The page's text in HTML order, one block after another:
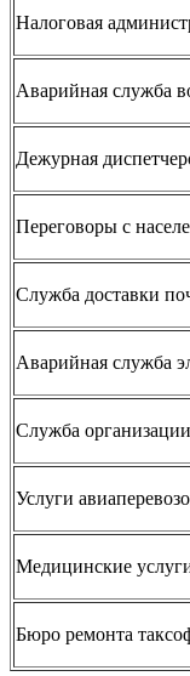
Налоговая
Аварийная служба
Дежурная
Переговоры с
Служба доставки
Аварийная служба
Служба
Услуги
Медицинские
Бюро ремонта